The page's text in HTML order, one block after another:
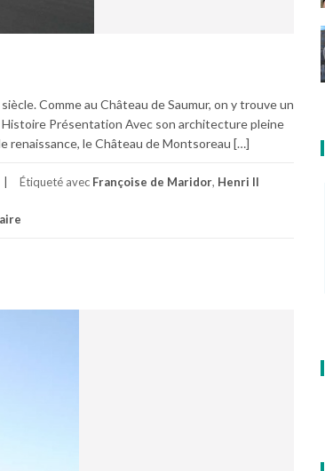
Comme au Château de Saumur, on y trouve un
Présentation Avec son architecture pleine
renaissance, le Château de Montsoreau […]
Étiqueté avec Françoise de Maridor, Henri II